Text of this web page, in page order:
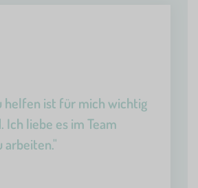
helfen ist für mich wichtig
liebe es im Team
arbeiten."